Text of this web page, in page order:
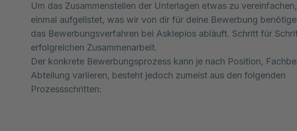
Um das Zusammenstellen der Unterlagen etwas zu
einmal aufgelistet, was wir von dir für deine Bewerbung
das Bewerbungsverfahren bei Asklepios abläuft. Schritt für
erfolgreichen Zusammenarbeit.
Der konkrete Bewerbungsprozess kann je nach Position,
Abteilung variieren, besteht jedoch zumeist aus den folgenden
Prozessschritten: